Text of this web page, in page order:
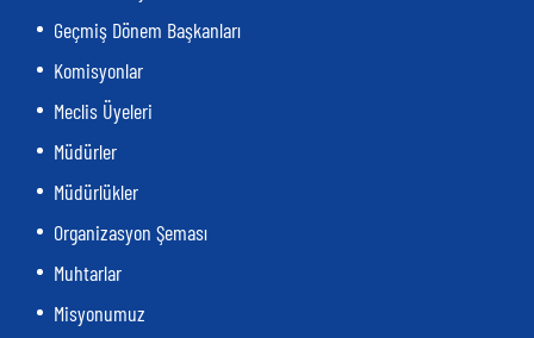
Geçmiş Dönem Başkanları
Komisyonlar
Meclis Üyeleri
Müdürler
Müdürlükler
Organizasyon Şeması
Muhtarlar
Misyonumuz